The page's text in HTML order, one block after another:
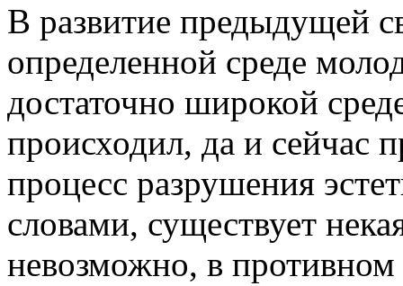
В развитие предыдущей
определенной среде
достаточно широкой
происходил, да и сейчас
процесс разрушения
словами, существует
невозможно, в